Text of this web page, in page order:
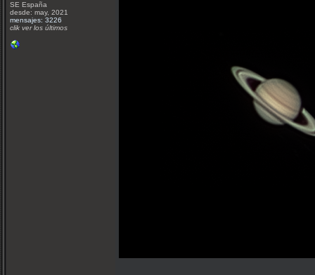
SE España
desde: may, 2021
mensajes: 3226
clik ver los últimos